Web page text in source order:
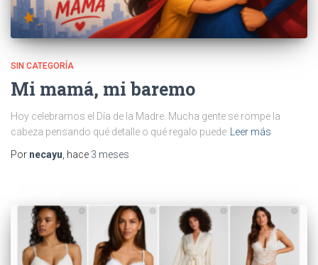
SIN CATEGORÍA
Mi mamá, mi baremo
Hoy celebramos el Día de la Madre. Mucha gente se rompe la
cabeza pensando qué detalle o qué regalo puede Leer más
Por necayu, hace 3 meses